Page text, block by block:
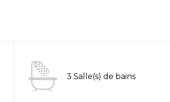
3 Salle(s) de bains